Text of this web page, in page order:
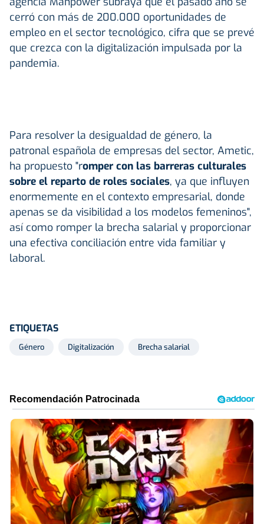
cerró con más de 200.000 oportunidades de
empleo en el sector tecnológico, cifra que se prevé
que crezca con la digitalización impulsada por la
pandemia.
Para resolver la desigualdad de género, la
patronal española de empresas del sector, Ametic,
ha propuesto "romper con las barreras culturales
sobre el reparto de roles sociales, ya que influyen
enormemente en el contexto empresarial, donde
apenas se da visibilidad a los modelos femeninos",
así como romper la brecha salarial y proporcionar
una efectiva conciliación entre vida familiar y
laboral.
ETIQUETAS
Género Digitalización Brecha salarial